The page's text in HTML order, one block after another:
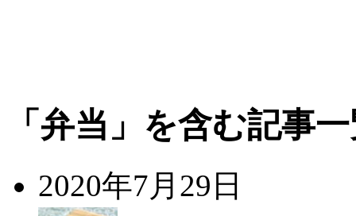
「弁当」を含む記事
2020年7月29日